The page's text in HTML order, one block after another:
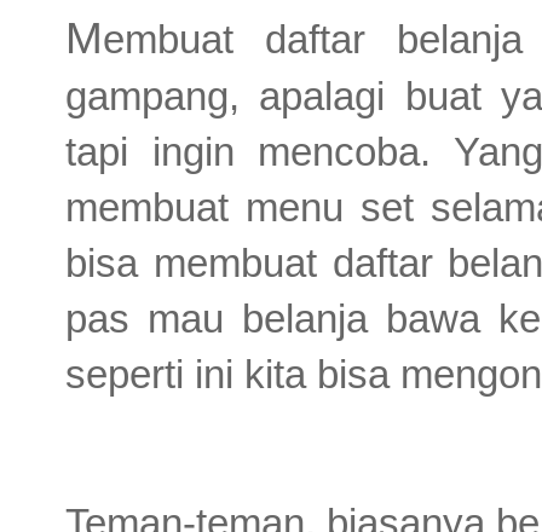
Membuat daftar
gampang, apalagi buat
tapi ingin mencoba.
membuat menu set
bisa membuat daftar
pas mau belanja bawa
seperti ini kita bisa
Teman-teman, biasanya